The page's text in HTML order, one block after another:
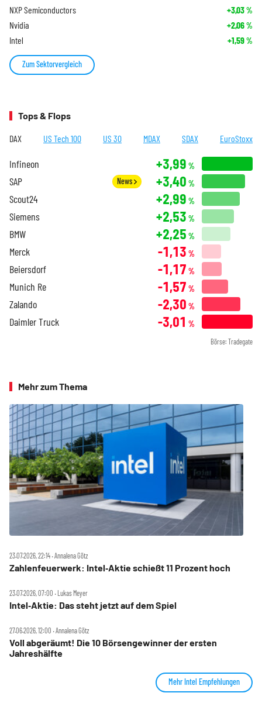
NXP Semiconductors +3,03%
Nvidia +2,06%
Intel +1,59%
Zum Sektorvergleich
Tops & Flops
DAX US Tech 100 US 30 MDAX SDAX EuroStoxx
Infineon +3,99 %
SAP News +3,40 %
Scout24 +2,99 %
Siemens +2,53 %
BMW +2,25 %
Merck -1,13 %
Beiersdorf -1,17 %
Munich Re -1,57 %
Zalando -2,30 %
Daimler Truck -3,01 %
Börse: Tradegate
Mehr zum Thema
23.07.2026, 22:14 ‧ Annalena Götz
Zahlenfeuerwerk: Intel‑Aktie schießt 11 Prozent hoch
23.07.2026, 07:00 ‧ Lukas Meyer
Intel‑Aktie: Das steht jetzt auf dem Spiel
27.06.2026, 12:00 ‧ Annalena Götz
Voll abgeräumt! Die 10 Börsengewinner der ersten
Jahreshälfte
Mehr Intel Empfehlungen